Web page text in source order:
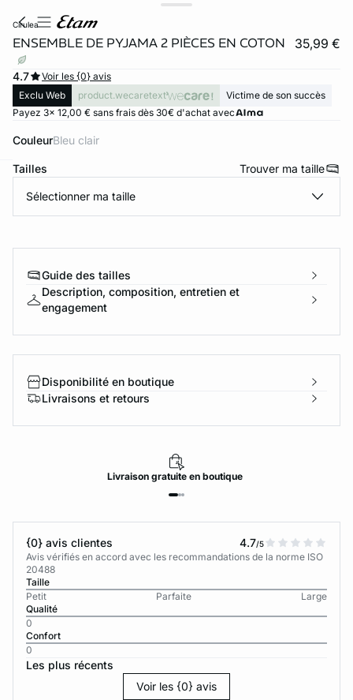
cirulea
ENSEMBLE DE PYJAMA 2 PIÈCES EN COTON 35,99 €
4.7
Voir les {0} avis
Exclu Web
product.wecaretext
Victime de son succès
Payez 3x 12,00 € sans frais dès 30€ d'achat avec
Couleur bleu clair
Tailles Trouver ma taille
Sélectionner ma taille
Guide des tailles
Description, composition, entretien et
engagement
Disponibilité en boutique
Livraisons et retours
Livraisongratuiteen boutique
{0} avis clientes 4.7/5
Avis vérifiés en accord avec les recommandations de la norme ISO
20488
Taille
Petit
Parfaite
Large
Qualité
0
Confort
0
Les plus récents
Voir les {0} avis